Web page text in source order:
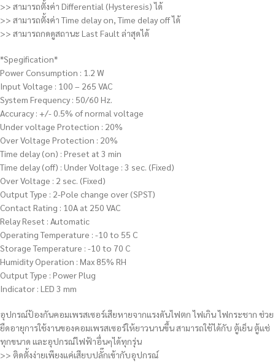
>> สามารถตั้งค่า Differential (Hysteresis) ได้
>> สามารถตั้งค่า Time delay on, Time delay off ได้
>> สามารถกดดูสถานะ Last Fault ล่าสุดได้
*Spegification*
Power Consumption : 1.2 W
Input Voltage : 100 – 265 VAC
System Frequency : 50/60 Hz.
Accuracy : +/- 0.5% of normal voltage
Under voltage Protection : 20%
Over Voltage Protection : 20%
Time delay (on) : Preset at 3 min
Time delay (off) : Under Voltage : 3 sec. (Fixed)
Over Voltage : 2 sec. (Fixed)
Output Type : 2-Pole change over (SPST)
Contact Rating : 10A at 250 VAC
Relay Reset : Automatic
Operating Temperature : -10 to 55 C
Storage Temperature : -10 to 70 C
Humidity Operation : Max 85% RH
Output Type : Power Plug
Indicator : LED 3 mm
อุปกรณ์ป้องกันคอมเพรสเซอร์เสียหายจากแรงดันไฟตก ไฟเกิน ไฟกระชาก ช่วย
ยืดอายุการใช้งานของคอมเพรสเซอร์ให้ยาวนานขึ้น สามารถใช้ได้กับ ตู้เย็น ตู้แช่
ทุกขนาด และอุปกรณ์ไฟฟ้าอื่นๆได้ทุกรุ่น
>> ติดตั้งง่ายเพียงแค่เสียบปลั๊กเข้ากับอุปกรณ์